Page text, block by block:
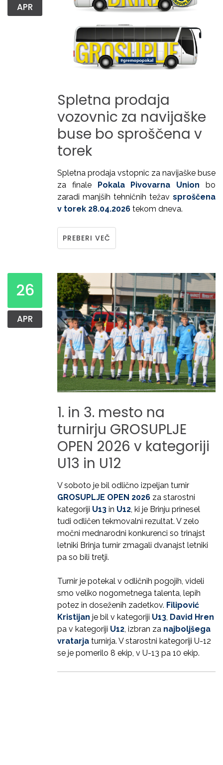
APR
Spletna prodaja
vozovnic za navijaške
buse bo sproščena v
torek
Spletna prodaja vstopnic za navijaške buse
za finale Pokala Pivovarna Union bo
zaradi manjših tehničnih težav sproščena
v torek 28.04.2026 tekom dneva.
PREBERI VEČ
26
APR
1. in 3. mesto na
turnirju GROSUPLJE
OPEN 2026 v kategoriji
U13 in U12
V soboto je bil odlično izpeljan turnir
GROSUPLJE OPEN 2026 za starostni
kategoriji U13 in U12 , ki je Brinju prinesel
tudi odličen tekmovalni rezultat. V zelo
močni mednarodni konkurenci so trinajst
letniki Brinja turnir zmagali dvanajst letniki
pa so bili tretji.
Turnir je potekal v odličnih pogojih, videli
smo veliko nogometnega talenta, lepih
potez in doseženih zadetkov. Filipović
Kristijan je bil v kategoriji U13 David Hren
pa v kategoriji U12 , izbran za najboljšega
vratarja turnirja. V starostni kategoriji U-12
se je pomerilo 8 ekip, v U-13 pa 10 ekip.